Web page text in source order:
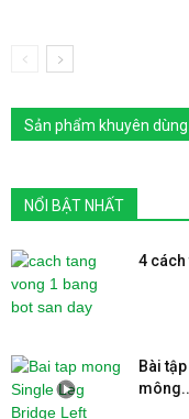
Sản phẩm khuyên dùng
NỔI BẬT NHẤT
4 cách
Bài